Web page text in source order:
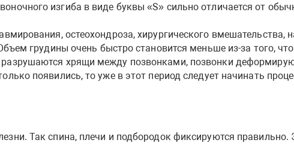
изгиба в виде буквы «S» сильно отличается от
остеохондроза, хирургического вмешательства,
грудины очень быстро становится меньше из-за того,
хрящи между позвонками, позвонки
появились, то уже в этот период следует начинать
Так спина, плечи и подбородок фиксируются правильно.